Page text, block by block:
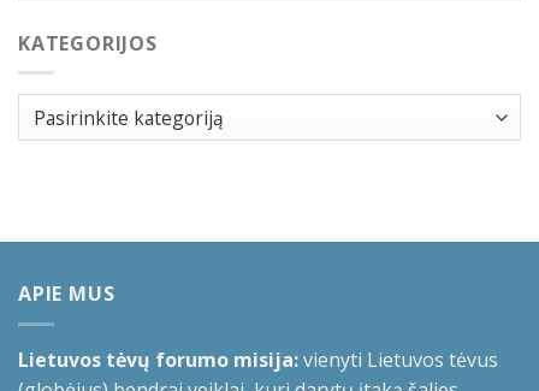
KATEGORIJOS
Kategorijos
APIE MUS
Lietuvos tėvų forumo misija:vienyti Lietuvos tėvus